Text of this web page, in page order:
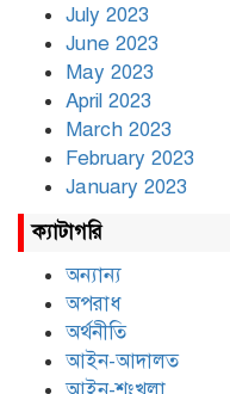
July 2023
June 2023
May 2023
April 2023
March 2023
February 2023
January 2023
ক্যাটাগরি
অন্যান্য
অপরাধ
অর্থনীতি
আইন-আদালত